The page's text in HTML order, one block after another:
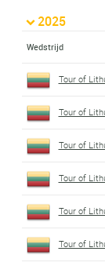
2025
Wedstrijd
Tour of
Tour of
Tour of
Tour of
Tour of
Tour of